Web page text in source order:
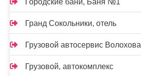
Городские бани, Баня №1
Гранд Сокольники, отель
Грузовой автосервис Волохова
Грузовой, автокомплекс